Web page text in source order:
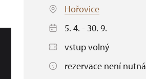
Hořovice
5. 4. - 30. 9.
vstup volný
rezervace není nutná